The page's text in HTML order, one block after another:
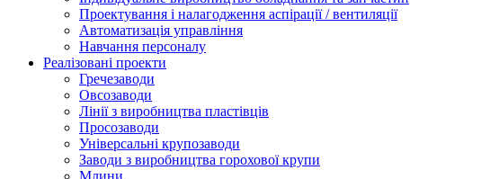
Проектування і налагодження аспірації / вентиляції
Автоматизація управління
Навчання персоналу
Реалізовані проекти
Гречезаводи
Овсозаводи
Лінії з виробництва пластівців
Просозаводи
Універсальні крупозаводи
Заводи з виробництва горохової крупи